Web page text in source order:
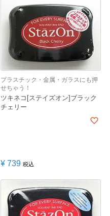
プラスチック・金属・ガラスにも押
せちゃう！
ツキネコ[ステイズオン]ブラック
チェリー
¥ 739 税込